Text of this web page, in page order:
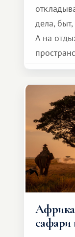
дела, быт,
А на
сделать
и
Африка
сафари